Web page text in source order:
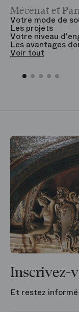
Mécénat et
Votre mode de
Les projets
Votre niveau
Les avantages
Voir tout
Inscrivez-
Et restez